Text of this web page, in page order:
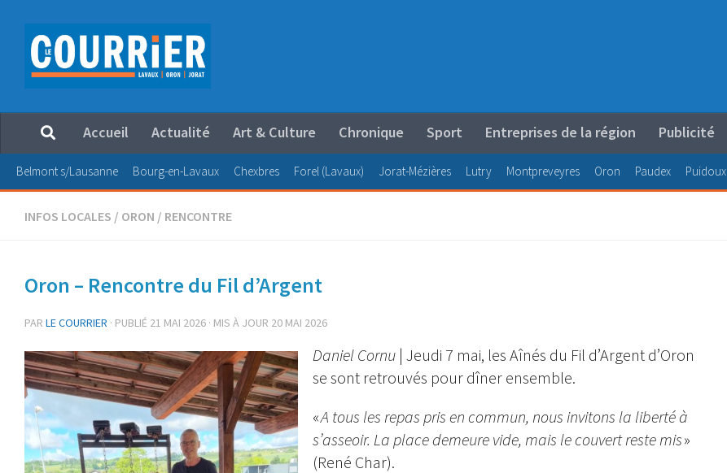
Au dessous du contenu
Accueil Actualité Art & Culture Chronique Sport Entreprises de la région Publicité
Belmont s/Lausanne Bourg-en-Lavaux Chexbres Forel (Lavaux) Jorat-Mézières Lutry Montpreveyres Oron Paudex Puidoux
INFOS LOCALES / ORON / RENCONTRE
Oron – Rencontre du Fil d’Argent
PAR LE COURRIER · PUBLIÉ 21 MAI 2026 · MIS À JOUR 20 MAI 2026
Daniel Cornu | Jeudi 7 mai, les Aînés du Fil d’Argent d’Oron
se sont retrouvés pour dîner ensemble.
«A tous les repas pris en commun, nous invitons la liberté à
s’asseoir. La place demeure vide, mais le couvert reste mis»
(René Char).